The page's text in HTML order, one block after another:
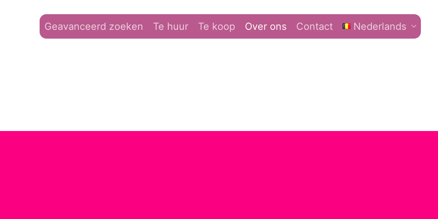
Geavanceerd zoeken Te huur Te koop Over ons Contact Nederlands